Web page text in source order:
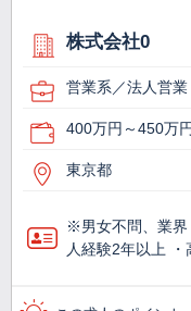
株式会社0
営業系／法人営業
400万円～450万円
東京都
※男女不問、業界
人経験2年以上